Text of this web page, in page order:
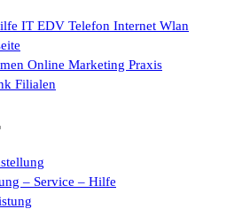
IT EDV Telefon Internet Wlan
Online Marketing Praxis
Filialen
– Service – Hilfe